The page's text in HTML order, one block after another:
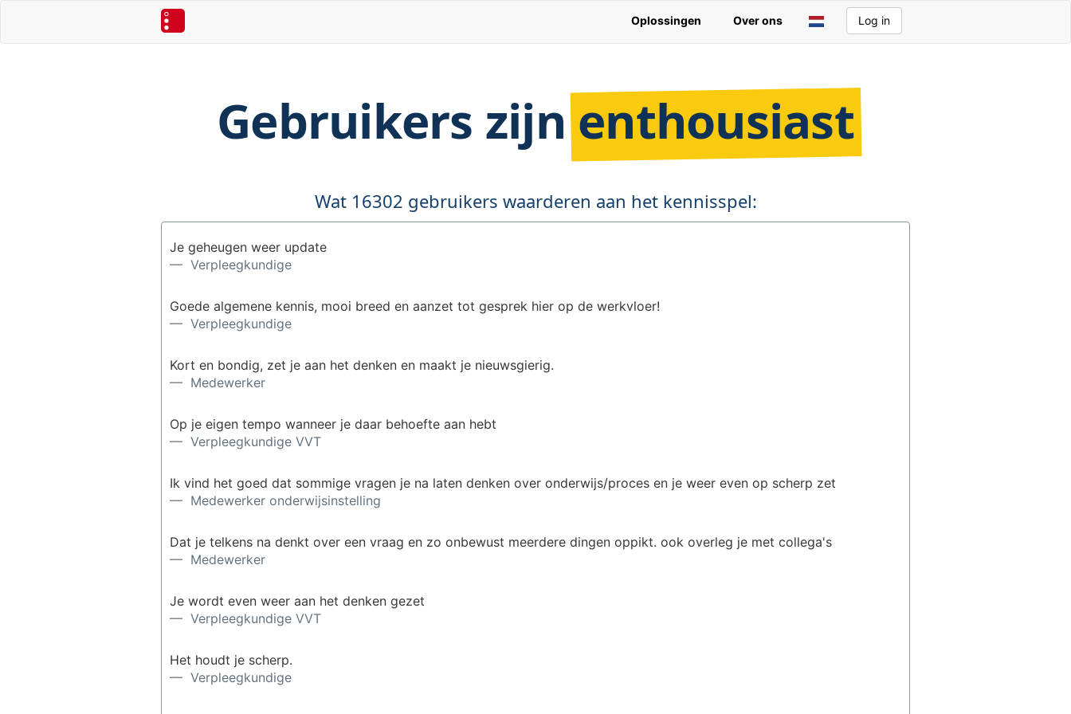
Oplossingen Over ons Log in
Gebruikers zijnenthousiast
Wat 16302 gebruikers waarderen aan het kennisspel:
Je geheugen weer update
— Verpleegkundige
Goede algemene kennis, mooi breed en aanzet tot gesprek hier op de werkvloer!
— Verpleegkundige
Kort en bondig, zet je aan het denken en maakt je nieuwsgierig.
— Medewerker
Op je eigen tempo wanneer je daar behoefte aan hebt
— Verpleegkundige VVT
Ik vind het goed dat sommige vragen je na laten denken over onderwijs/proces en je weer even op scherp zet
— Medewerker onderwijsinstelling
Dat je telkens na denkt over een vraag en zo onbewust meerdere dingen oppikt. ook overleg je met collega's
— Medewerker
Je wordt even weer aan het denken gezet
— Verpleegkundige VVT
Het houdt je scherp.
— Verpleegkundige